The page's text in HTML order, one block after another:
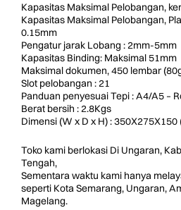
Kapasitas Maksimal Pelobangan,
Kapasitas Maksimal Pelobangan,
0.15mm
Pengatur jarak Lobang : 2mm-5mm
Kapasitas Binding: Maksimal 51mm
Maksimal dokumen, 450 lembar
Slot pelobangan : 21
Panduan penyesuai Tepi : A4/A5 –
Berat bersih : 2.8Kgs
Dimensi (W x D x H) : 350X275X150
Toko kami berlokasi Di Ungaran,
Tengah,
Sementara waktu kami hanya
seperti Kota Semarang, Ungaran,
Magelang.